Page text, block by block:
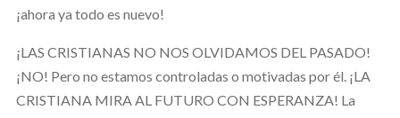
¡ahora ya todo es nuevo!
¡LAS CRISTIANAS NO NOS OLVIDAMOS DEL PASADO!
¡NO! Pero no estamos controladas o motivadas por él. ¡LA
CRISTIANA MIRA AL FUTURO CON ESPERANZA! La